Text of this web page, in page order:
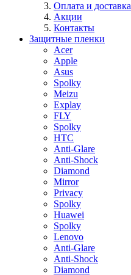
Оплата и доставка
Акции
Контакты
Защитные пленки
Acer
Apple
Asus
Spolky
Meizu
Explay
FLY
Spolky
HTC
Anti-Glare
Anti-Shock
Diamond
Mirror
Privacy
Spolky
Huawei
Spolky
Lenovo
Anti-Glare
Anti-Shock
Diamond